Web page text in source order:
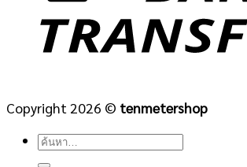
Copyright 2026 © tenmetershop
ค้นหา: